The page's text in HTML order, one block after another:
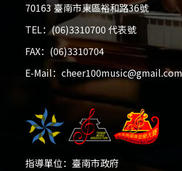
2026大台南國際音
2025-12-05 - 2026-
開放報名！
活動簡章
70163 臺南市東區裕和路36號
TEL：(06)3310700 代表號
FAX：(06)3310704
E-Mail：cheer100music@gmail.com
指導單位：臺南市政府